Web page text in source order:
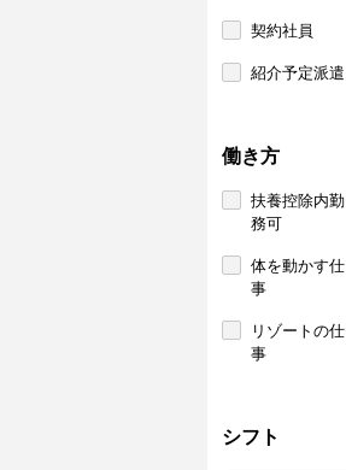
契約社員
紹介予定派遣
働き方
扶養控除内勤
務可
体を動かす仕
事
リゾートの仕
事
シフト